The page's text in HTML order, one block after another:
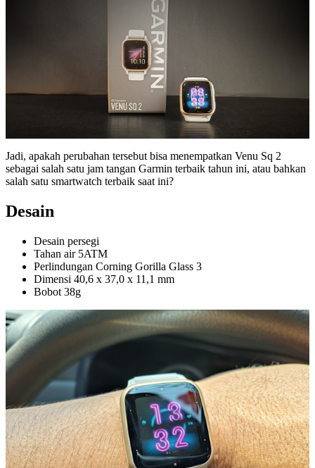
Jadi, apakah perubahan tersebut bisa menempatkan Venu Sq 2
sebagai salah satu jam tangan Garmin terbaik tahun ini, atau bahkan
salah satu smartwatch terbaik saat ini?
Desain
Desain persegi
Tahan air 5ATM
Perlindungan Corning Gorilla Glass 3
Dimensi 40,6 x 37,0 x 11,1 mm
Bobot 38g